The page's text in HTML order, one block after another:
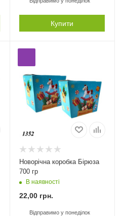
Купити
Новорічна коробка Бірюза
700 гр
В наявності
22,00грн.
Відправимо у понеділок